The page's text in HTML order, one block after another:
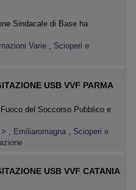
Sindacale di Base ha
Varie , Scioperi e
USB VVF PARMA
del Soccorso Pubblico e
, Emiliaromagna , Scioperi e
USB VVF CATANIA